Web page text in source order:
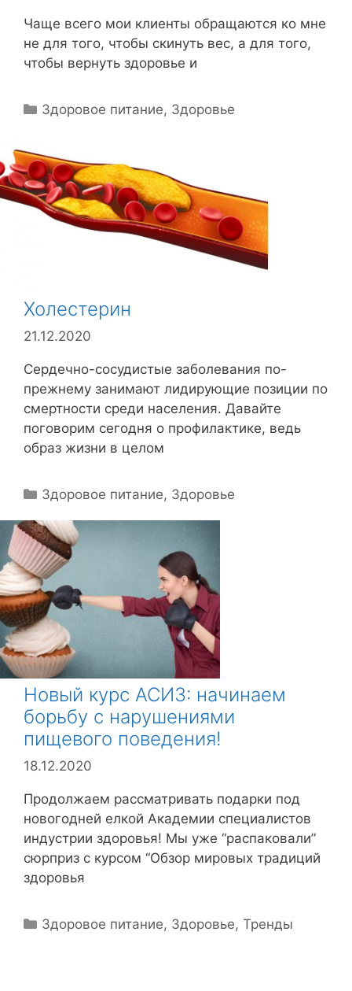
Чаще всего мои клиенты обращаются ко мне
не для того, чтобы скинуть вес, а для того,
чтобы вернуть здоровье и
Р
р
и
к
Здоровое питание, Здоровье
Холестерин
21.12.2020
Сердечно-сосудистые заболевания по-
прежнему занимают лидирующие позиции по
смертности среди населения. Давайте
поговорим сегодня о профилактике, ведь
образ жизни в целом
Р
б
р
и
к
и
Здоровое питание, Здоровье
Новый курс АСИЗ: начинаем
борьбу с нарушениями
пищевого поведения!
18.12.2020
Продолжаем рассматривать подарки под
новогодней елкой Академии специалистов
индустрии здоровья! Мы уже “распаковали”
сюрприз с курсом “Обзор мировых традиций
здоровья
Р
Здоровое питание, Здоровье,Тренды